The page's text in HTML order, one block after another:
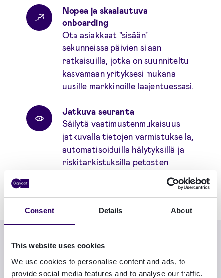
Consent Details About
This website uses cookies
We use cookies to personalise content and ads, to
provide social media features and to analyse our traffic.
Nopea ja skaalautuva
onboarding
Ota asiakkaat "sisään"
sekunneissa päivien sijaan
ratkaisuilla, jotka on suunniteltu
kasvamaan yrityksesi mukana
uusille markkinoille laajentuessasi.
Jatkuva seuranta
Säilytä vaatimustenmukaisuus
jatkuvalla tietojen varmistuksella,
automatisoiduilla hälytyksillä ja
riskitarkistuksilla petosten
ehkäisemiseksi ja rahanpesun
ratkaisuihimme